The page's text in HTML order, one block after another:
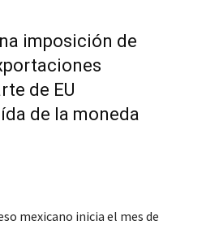
imposición de
de EU
de la moneda
mexicano inicia el mes de